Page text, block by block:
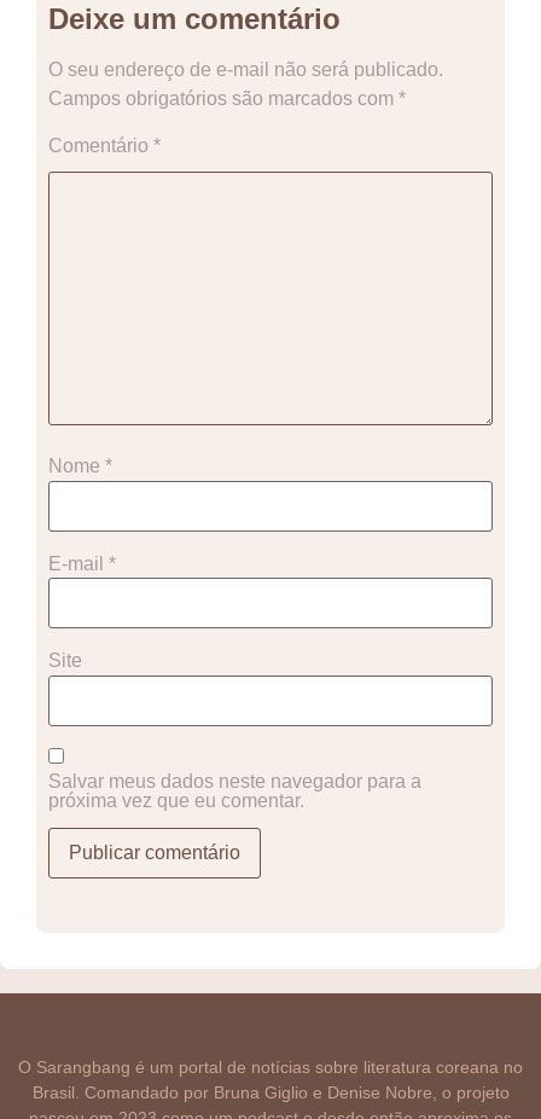
Deixe um comentário
O seu endereço de e-mail não será publicado.
Campos obrigatórios são marcados com *
Comentário *
Nome *
E-mail *
Site
Salvar meus dados neste navegador para a
próxima vez que eu comentar.
O Sarangbang é um portal de notícias sobre literatura coreana no
Brasil. Comandado por Bruna Giglio e Denise Nobre, o projeto